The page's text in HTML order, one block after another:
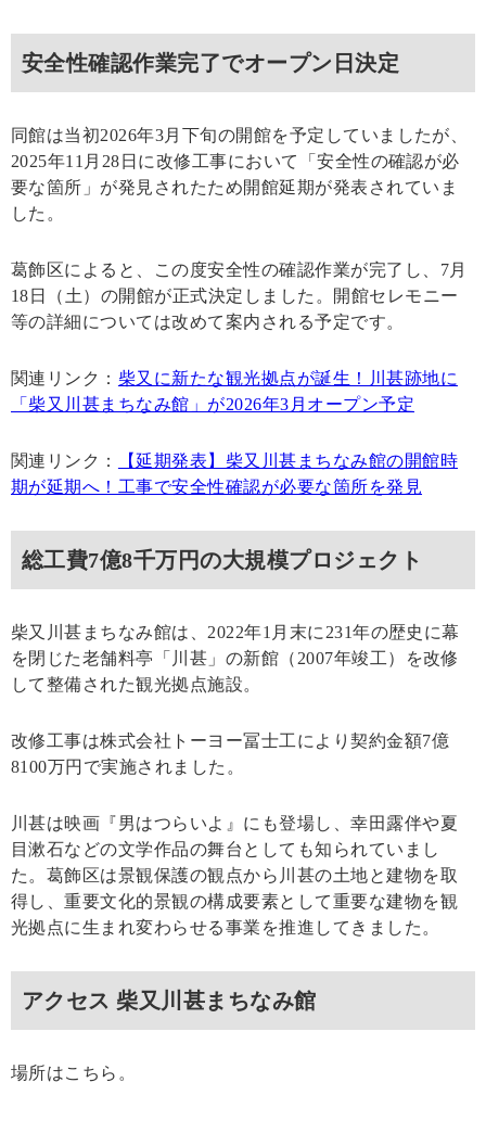
安全性確認作業完了でオープン日決定
同館は当初2026年3月下旬の開館を予定していましたが、
2025年11月28日に改修工事において「安全性の確認が必
要な箇所」が発見されたため開館延期が発表されていま
した。
葛飾区によると、この度安全性の確認作業が完了し、7月
18日（土）の開館が正式決定しました。開館セレモニー
等の詳細については改めて案内される予定です。
関連リンク： 柴又に新たな観光拠点が誕生！川甚跡地に
「柴又川甚まちなみ館」が2026年3月オープン予定
関連リンク：
【延期発表】柴又川甚まちなみ館の開館時
期が延期へ！工事で安全性確認が必要な箇所を発見
総工費7億8千万円の大規模プロジェクト
柴又川甚まちなみ館は、2022年1月末に231年の歴史に幕
を閉じた老舗料亭「川甚」の新館（2007年竣工）を改修
して整備された観光拠点施設。
改修工事は株式会社トーヨー冨士工により契約金額7億
8100万円で実施されました。
川甚は映画『男はつらいよ』にも登場し、幸田露伴や夏
目漱石などの文学作品の舞台としても知られていまし
た。葛飾区は景観保護の観点から川甚の土地と建物を取
得し、重要文化的景観の構成要素として重要な建物を観
光拠点に生まれ変わらせる事業を推進してきました。
アクセス 柴又川甚まちなみ館
場所はこちら。